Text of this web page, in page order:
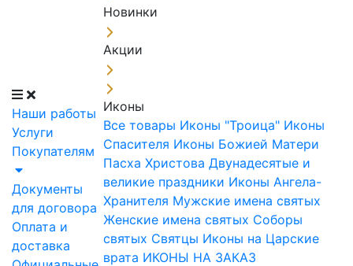
Наши работы
Услуги
Покупателям
Документы
для договора
Оплата и
доставка
Новинки
Акции
Иконы
Все товары Иконы "Троица" Иконы
Спасителя Иконы Божией Матери
Пасха Христова Двунадесятые и
великие праздники Иконы Ангела-
Хранителя Мужские имена святых
Женские имена святых Соборы
святых Святцы Иконы на Царские
врата ИКОНЫ НА ЗАКАЗ